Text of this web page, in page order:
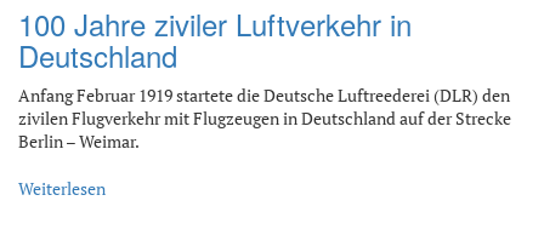
100 Jahre ziviler Luftverkehr in
Deutschland
Anfang Februar 1919 startete die Deutsche Luftreederei (DLR) den
zivilen Flugverkehr mit Flugzeugen in Deutschland auf der Strecke
Berlin – Weimar.
Weiterlesen